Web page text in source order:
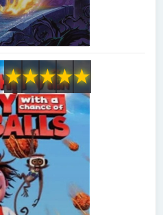
★
★
★
★
★